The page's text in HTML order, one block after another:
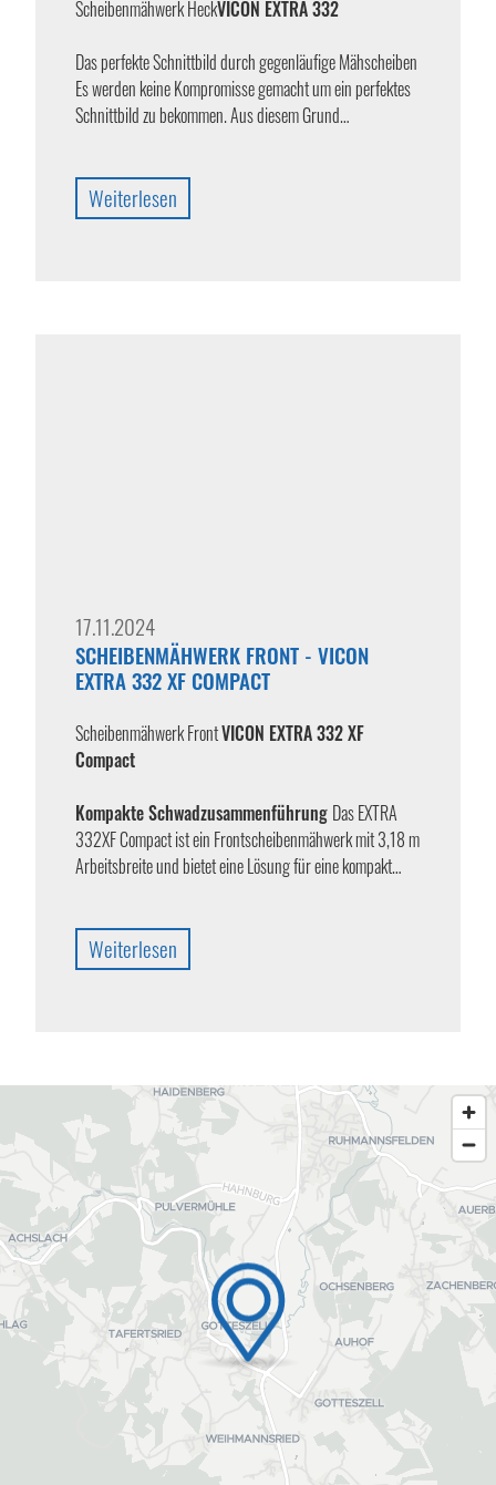
Scheibenmähwerk HeckVICON EXTRA 332
Das perfekte Schnittbild durch gegenläufige Mähscheiben
Es werden keine Kompromisse gemacht um ein perfektes
Schnittbild zu bekommen. Aus diesem Grund…
Weiterlesen
17.11.2024
SCHEIBENMÄHWERK FRONT - VICON
EXTRA 332 XF COMPACT
Scheibenmähwerk FrontVICON EXTRA 332 XF
Compact
Kompakte Schwadzusammenführung Das EXTRA
332XF Compact ist ein Frontscheibenmähwerk mit 3,18 m
Arbeitsbreite und bietet eine Lösung für eine kompakt…
Weiterlesen